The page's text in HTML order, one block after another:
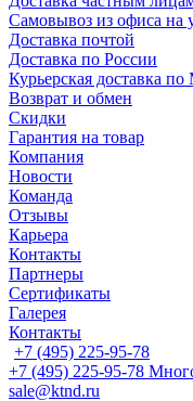
Самовывоз из офиса на
Доставка почтой
Доставка по России
Курьерская доставка
Возврат и обмен
Скидки
Гарантия на товар
Компания
Новости
Команда
Отзывы
Карьера
Контакты
Партнеры
Сертификаты
Галерея
Контакты
+7 (495) 225-95-78
+7 (495) 225-95-78
sale@ktnd.ru